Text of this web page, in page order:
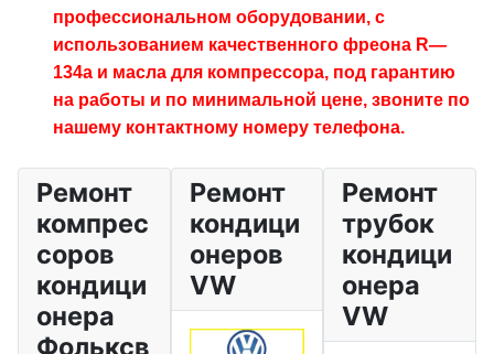
профессиональном оборудовании, с
использованием качественного фреона R—
134a и масла для компрессора, под гарантию
на работы и по минимальной цене, звоните по
нашему контактному номеру телефона.
Ремонт
компрес
соров
кондици
онера
Фольксв
Ремонт
кондици
онеров
VW
Ремонт
трубок
кондици
онера
VW